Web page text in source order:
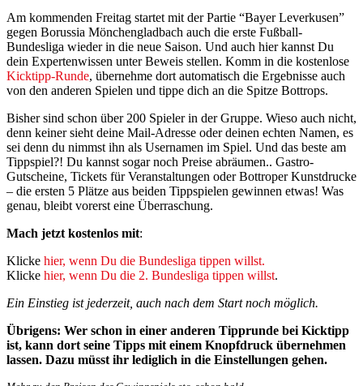
Am kommenden Freitag startet mit der Partie “Bayer Leverkusen”
gegen Borussia Mönchengladbach auch die erste Fußball-
Bundesliga wieder in die neue Saison. Und auch hier kannst Du
dein Expertenwissen unter Beweis stellen. Komm in die kostenlose
Kicktipp-Runde, übernehme dort automatisch die Ergebnisse auch
von den anderen Spielen und tippe dich an die Spitze Bottrops.
Bisher sind schon über 200 Spieler in der Gruppe. Wieso auch nicht,
denn keiner sieht deine Mail-Adresse oder deinen echten Namen, es
sei denn du nimmst ihn als Usernamen im Spiel. Und das beste am
Tippspiel?! Du kannst sogar noch Preise abräumen.. Gastro-
Gutscheine, Tickets für Veranstaltungen oder Bottroper Kunstdrucke
– die ersten 5 Plätze aus beiden Tippspielen gewinnen etwas! Was
genau, bleibt vorerst eine Überraschung.
Mach jetzt kostenlos mit:
Klicke hier, wenn Du die Bundesliga tippen willst.
Klicke hier, wenn Du die 2. Bundesliga tippen willst.
Ein Einstieg ist jederzeit, auch nach dem Start noch möglich.
Übrigens: Wer schon in einer anderen Tipprunde bei Kicktipp
ist, kann dort seine Tipps mit einem Knopfdruck übernehmen
lassen. Dazu müsst ihr lediglich in die Einstellungen gehen.